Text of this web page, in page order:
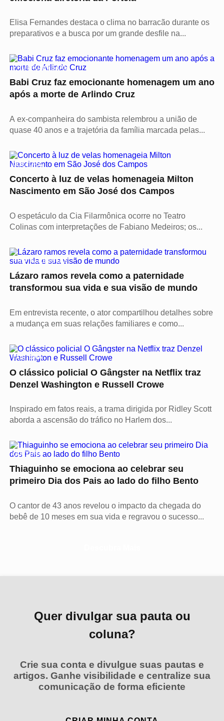
Elisa Fernandes destaca o clima no barracão durante os
preparativos e a busca por um grande desfile na...
PROTAGONISTAS
Babi Cruz faz emocionante homenagem um ano
após a morte de Arlindo Cruz
A ex-companheira do sambista relembrou a união de
quase 40 anos e a trajetória da família marcada pelas...
CULTURA
Concerto à luz de velas homenageia Milton
Nascimento em São José dos Campos
O espetáculo da Cia Filarmônica ocorre no Teatro
Colinas com interpretações de Fabiano Medeiros; os...
PROTAGONISTAS
Lázaro ramos revela como a paternidade
transformou sua vida e sua visão de mundo
Em entrevista recente, o ator compartilhou detalhes sobre
a mudança em suas relações familiares e como...
CULTURA
O clássico policial O Gângster na Netflix traz
Denzel Washington e Russell Crowe
Inspirado em fatos reais, a trama dirigida por Ridley Scott
aborda a ascensão do tráfico no Harlem dos...
CULTURA
Thiaguinho se emociona ao celebrar seu
primeiro Dia dos Pais ao lado do filho Bento
O cantor de 43 anos revelou o impacto da chegada do
bebê de 10 meses em sua vida e regravou o sucesso...
Quer divulgar sua pauta ou
coluna?
Crie sua conta e divulgue suas pautas e
artigos. Ganhe visibilidade e centralize sua
comunicação de forma eficiente